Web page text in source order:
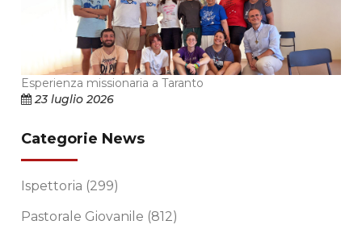
Esperienza missionaria a Taranto
23 luglio 2026
Categorie News
Ispettoria (299)
Pastorale Giovanile (812)